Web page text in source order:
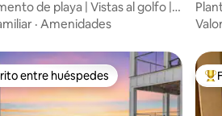
de playa | Vistas al golfo |
la familia
· Amenidades
en Favorito entre huéspedes
entre huéspedes